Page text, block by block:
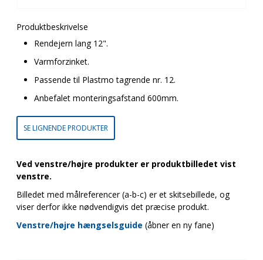
Produktbeskrivelse
Rendejern lang 12".
Varmforzinket.
Passende til Plastmo tagrende nr. 12.
Anbefalet monteringsafstand 600mm.
SE LIGNENDE PRODUKTER
Ved venstre/højre produkter er produktbilledet vist
venstre.
Billedet med målreferencer (a-b-c) er et skitsebillede, og
viser derfor ikke nødvendigvis det præcise produkt.
Venstre/højre hængselsguide (åbner en ny fane)